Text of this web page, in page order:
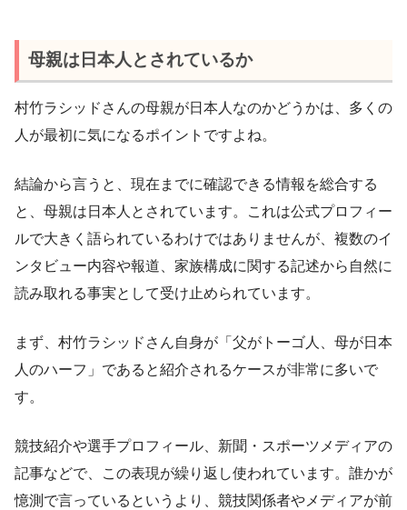
母親は日本人とされているか
村竹ラシッドさんの母親が日本人なのかどうかは、多くの
人が最初に気になるポイントですよね。
結論から言うと、現在までに確認できる情報を総合する
と、母親は日本人とされています。これは公式プロフィー
ルで大きく語られているわけではありませんが、複数のイ
ンタビュー内容や報道、家族構成に関する記述から自然に
読み取れる事実として受け止められています。
まず、村竹ラシッドさん自身が「父がトーゴ人、母が日本
人のハーフ」であると紹介されるケースが非常に多いで
す。
競技紹介や選手プロフィール、新聞・スポーツメディアの
記事などで、この表現が繰り返し使われています。誰かが
憶測で言っているというより、競技関係者やメディアが前